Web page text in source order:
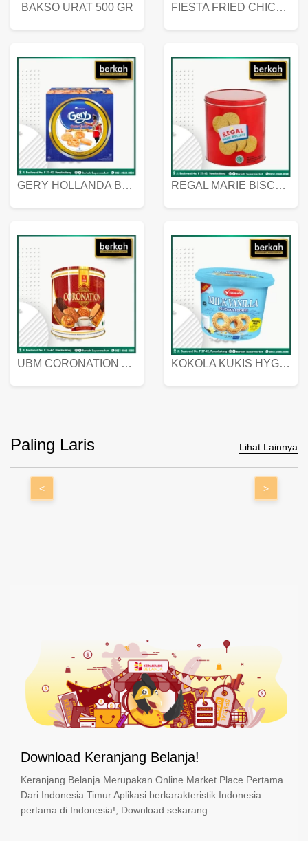
BAKSO URAT 500 GR FIESTA FRIED CHICKEN 500 GR
GERY HOLLANDA BUTTER COOKIES 450 GRAM REGAL MARIE BISCUIT KALENG 550 GRAM
UBM CORONATION ASSORTED BISKUIT KALENG 450 GRAM KOKOLA KUKIS HYGIENIC MILK VANILLA PACK 320 GR
Paling Laris Lihat Lainnya
< >
Download Keranjang Belanja!
Keranjang Belanja Merupakan Online Market Place Pertama
Dari Indonesia Timur Aplikasi berkarakteristik Indonesia
pertama di Indonesia!, Download sekarang